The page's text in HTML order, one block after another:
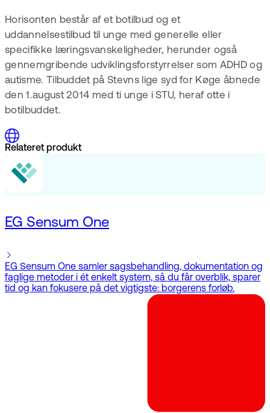
Horisonten består af et botilbud og et
uddannelsestilbud til unge med generelle eller
specifikke læringsvanskeligheder, herunder også
gennemgribende udviklingsforstyrrelser som ADHD og
autisme. Tilbuddet på Stevns lige syd for Køge åbnede
den 1.august 2014 med ti unge i STU, heraf otte i
botilbuddet.
Relateret produkt
EG Sensum One
EG Sensum One samler sagsbehandling, dokumentation og
faglige metoder i ét enkelt system, så du får overblik, sparer
tid og kan fokusere på det vigtigste: borgerens forløb.